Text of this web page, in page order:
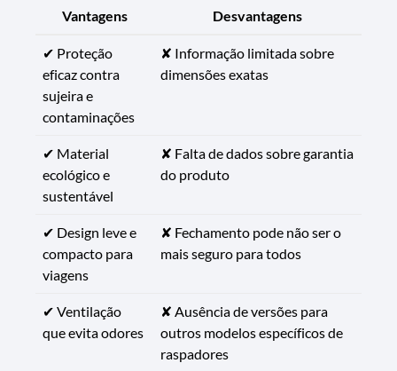
Vantagens Desvantagens
✔ Proteção
eficaz contra
sujeira e
contaminações
✘ Informação limitada sobre
dimensões exatas
✔ Material
ecológico e
sustentável
✘ Falta de dados sobre garantia
do produto
✔ Design leve e
compacto para
viagens
✘ Fechamento pode não ser o
mais seguro para todos
✔ Ventilação
que evita odores
✘ Ausência de versões para
outros modelos específicos de
raspadores